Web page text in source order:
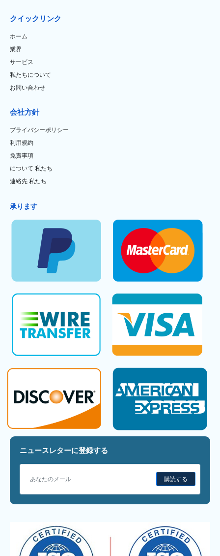
クイックリンク
ホーム
業界
サービス
私たちについて
お問い合わせ
会社方針
プライバシーポリシー
利用規約
免責事項
について 私たち
連絡先 私たち
承ります
ニュースレターに登録する
購読する